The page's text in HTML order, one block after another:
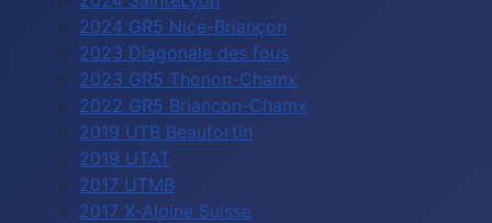
2024 GR5 Nice-Briançon
2023 Diagonale des fous
2023 GR5 Thonon-Chamx
2022 GR5 Briancon-Chamx
2019 UTB Beaufortin
2019 UTAT
2017 UTMB
2017 X-Alpine Suisse